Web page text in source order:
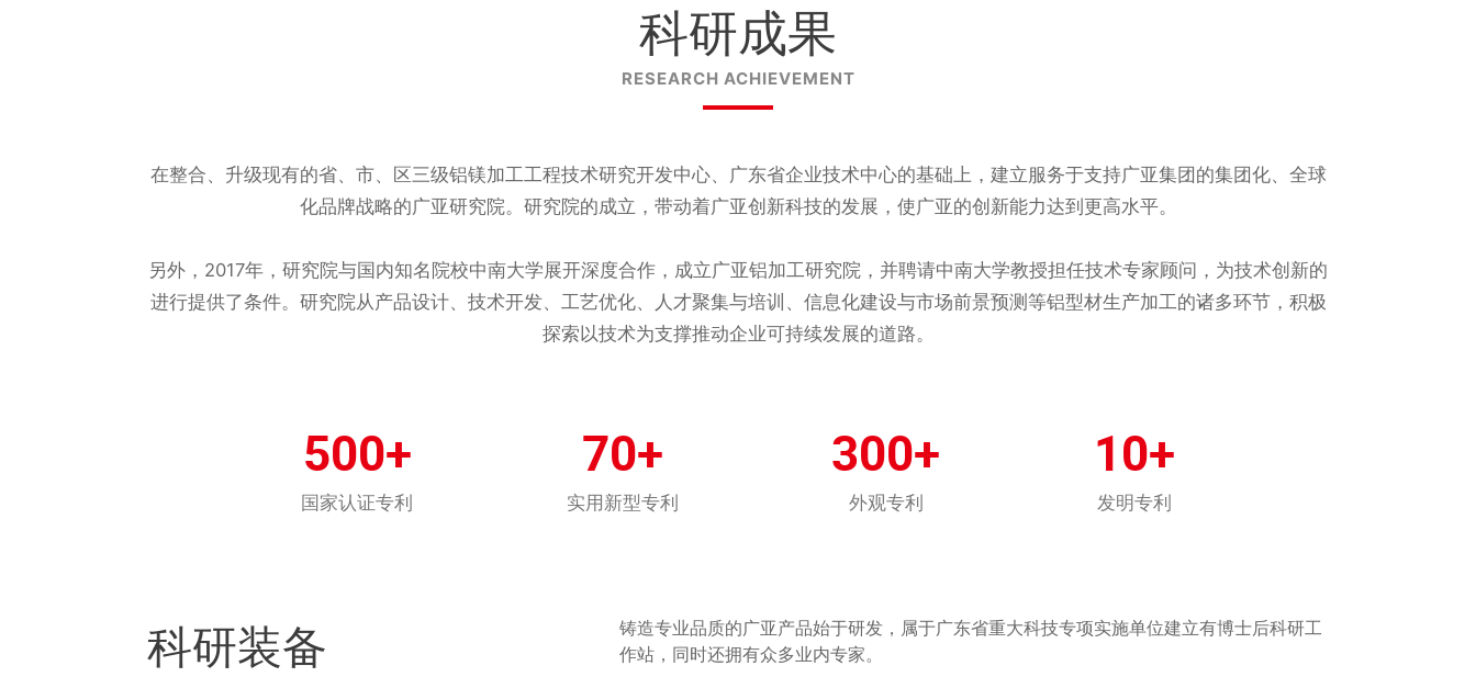
科研成果
RESEARCH ACHIEVEMENT
在整合、升级现有的省、市、区三级铝镁加工工程技术研究开发中心、广东省企业技术中心的基础上，建立服务于支持广亚集团的集团化、全球
化品牌战略的广亚研究院。研究院的成立，带动着广亚创新科技的发展，使广亚的创新能力达到更高水平。
另外，2017年，研究院与国内知名院校中南大学展开深度合作，成立广亚铝加工研究院，并聘请中南大学教授担任技术专家顾问，为技术创新的
进行提供了条件。研究院从产品设计、技术开发、工艺优化、人才聚集与培训、信息化建设与市场前景预测等铝型材生产加工的诸多环节，积极
探索以技术为支撑推动企业可持续发展的道路。
500+
国家认证专利
70+
实用新型专利
300+
外观专利
10+
发明专利
科研装备
铸造专业品质的广亚产品始于研发，属于广东省重大科技专项实施单位建立有博士后科研工
作站，同时还拥有众多业内专家。